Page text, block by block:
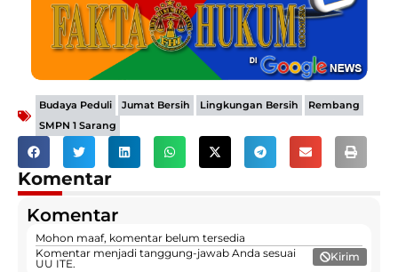
Budaya Peduli Jumat Bersih Lingkungan Bersih Rembang
SMPN 1 Sarang
Komentar
Komentar
Mohon maaf, komentar belum tersedia
Komentar menjadi tanggung-jawab Anda sesuai
UU ITE.
Kirim